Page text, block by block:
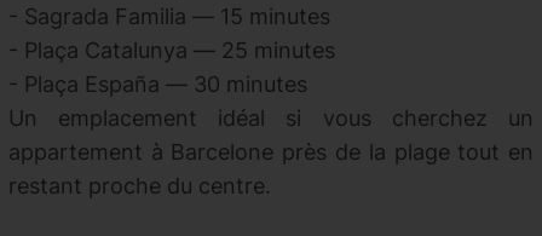
- Sagrada Familia — 15 minutes
- Plaça Catalunya — 25 minutes
- Plaça España — 30 minutes
Un emplacement idéal si vous cherchez un
appartement à Barcelone près de la plage tout en
restant proche du centre.